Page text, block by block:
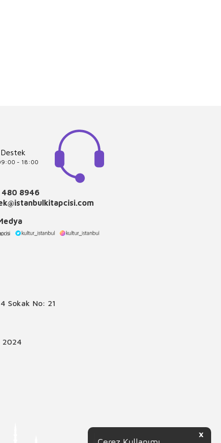
X
- 18:00
8946
Sokak No: 21
2024